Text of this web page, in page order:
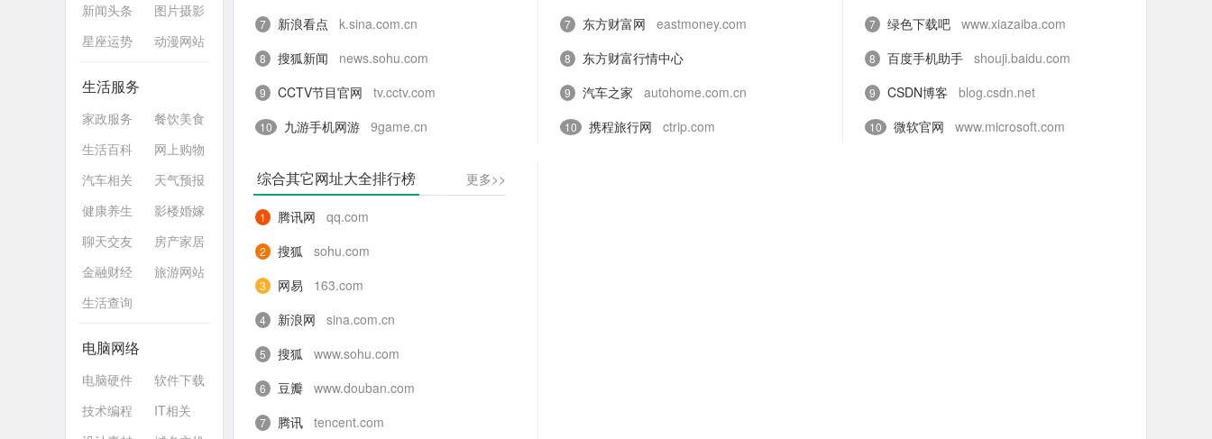
新闻头条
图片摄影
星座运势
动漫网站
生活服务
家政服务
餐饮美食
生活百科
网上购物
汽车相关
天气预报
健康养生
影楼婚嫁
聊天交友
房产家居
金融财经
旅游网站
生活查询
电脑网络
电脑硬件
软件下载
技术编程
IT相关
7 新浪看点 k.sina.com.cn
8 搜狐新闻 news.sohu.com
9 CCTV节目官网 tv.cctv.com
10 九游手机网游 9game.cn
7 东方财富网 eastmoney.com
8
东方财富行情中心
quote.eastmoney.com
9 汽车之家 autohome.com.cn
10 携程旅行网 ctrip.com
7 绿色下载吧 www.xiazaiba.com
8 百度手机助手 shouji.baidu.com
9 CSDN博客 blog.csdn.net
10 微软官网 www.microsoft.com
综合其它网址大全排行榜 更多>>
1 腾讯网 qq.com
2 搜狐 sohu.com
3 网易 163.com
4 新浪网 sina.com.cn
5 搜狐 www.sohu.com
6 豆瓣 www.douban.com
7 腾讯 tencent.com